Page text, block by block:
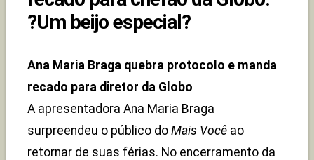
?Um beijo especial?
Ana Maria Braga quebra protocolo e manda
recado para diretor da Globo
A apresentadora Ana Maria Braga
surpreendeu o público do Mais Vocêao
retornar de suas férias. No encerramento da